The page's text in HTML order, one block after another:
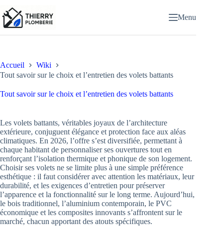
au
contenu
Menu
Accueil
Wiki
Tout savoir sur le choix et l’entretien des volets battants
Tout savoir sur le choix et l’entretien des volets battants
Les volets battants, véritables joyaux de l’architecture
extérieure, conjuguent élégance et protection face aux aléas
climatiques. En 2026, l’offre s’est diversifiée, permettant à
chaque habitant de personnaliser ses ouvertures tout en
renforçant l’isolation thermique et phonique de son logement.
Choisir ses volets ne se limite plus à une simple préférence
esthétique : il faut considérer avec attention les matériaux, leur
durabilité, et les exigences d’entretien pour préserver
l’apparence et la fonctionnalité sur le long terme. Aujourd’hui,
le bois traditionnel, l’aluminium contemporain, le PVC
économique et les composites innovants s’affrontent sur le
marché, chacun apportant des atouts spécifiques.